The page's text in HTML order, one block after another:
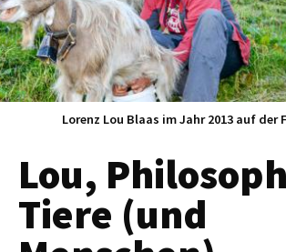
Lorenz Lou Blaas im Jahr 2013 auf der
Lou,
Tiere (und